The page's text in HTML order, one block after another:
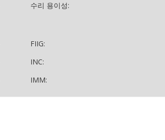
수리 용이성:
FIIG:
INC:
IMM: